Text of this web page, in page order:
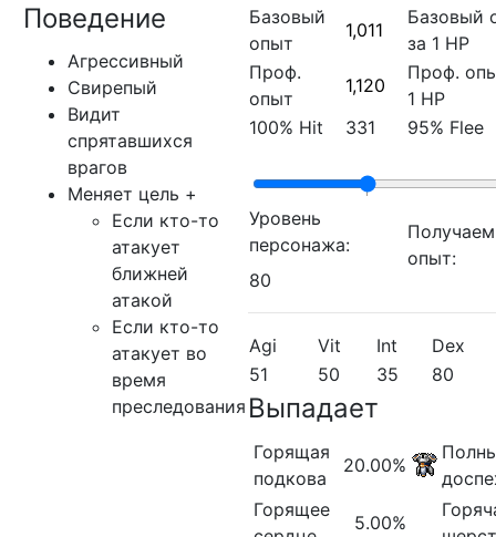
Поведение
Агрессивный
Свирепый
Видит
спрятавшихся
врагов
Меняет цель +
Если кто-то
атакует
ближней
атакой
Если кто-то
атакует во
время
преследования
Базовый
опыт
1,011
Базовый
за 1 HP
Проф.
опыт
1,120
Проф.
1 HP
100% Hit
331 95% Flee
Уровень
персонажа:
80
опыт:
Agi Vit Int
Dex
51
50 35 80
Выпадает
Горящая
подкова
20.00%
Горящее
5.00%